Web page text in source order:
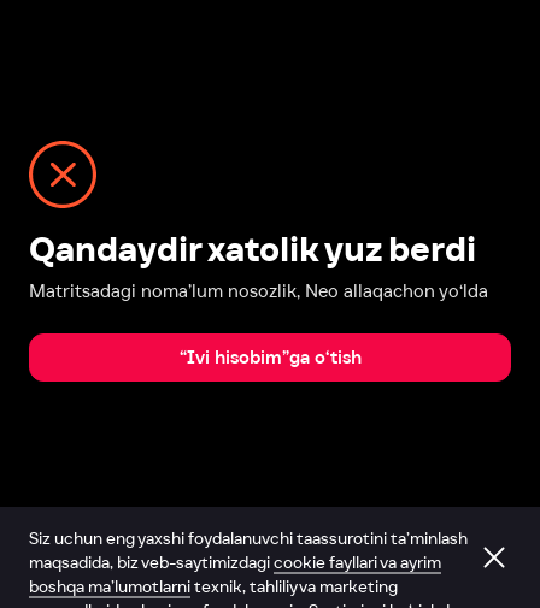
Qandaydir xatolik yuz berdi
Matritsadagi noma’lum nosozlik, Neo allaqachon yo‘lda
“Ivi hisobim”ga o‘tish
Siz uchun eng yaxshi foydalanuvchi taassurotini ta’minlash
maqsadida, biz veb-saytimizdagicookie fayllari va ayrim
boshqa ma’lumotlarnitexnik, tahliliy va marketing